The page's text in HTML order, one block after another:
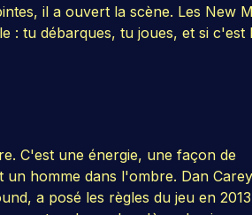
il a ouvert la scène. Les New
: tu débarques, tu joues, et si c'est
C'est une énergie, une façon de
homme dans l'ombre. Dan
a posé les règles du jeu en